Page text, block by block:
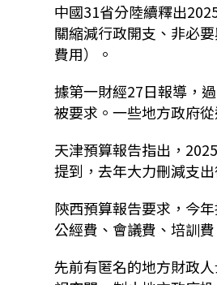
中國31省分陸續釋出
關縮減行政開支、非必
費用）。
據第一財經27日報導，
被要求。一些地方政府
天津預算報告指出，
提到，去年大力刪減支
陝西預算報告要求，今
公經費、會議費、培訓
先前有匿名的地方財政